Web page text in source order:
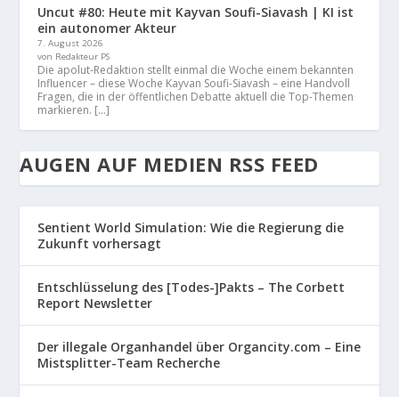
Uncut #80: Heute mit Kayvan Soufi-Siavash | KI ist
ein autonomer Akteur
7. August 2026
von Redakteur PS
Die apolut-Redaktion stellt einmal die Woche einem bekannten
Influencer – diese Woche Kayvan Soufi-Siavash – eine Handvoll
Fragen, die in der öffentlichen Debatte aktuell die Top-Themen
markieren. […]
AUGEN AUF MEDIEN RSS FEED
Sentient World Simulation: Wie die Regierung die
Zukunft vorhersagt
Entschlüsselung des [Todes-]Pakts – The Corbett
Report Newsletter
Der illegale Organhandel über Organcity.com – Eine
Mistsplitter-Team Recherche